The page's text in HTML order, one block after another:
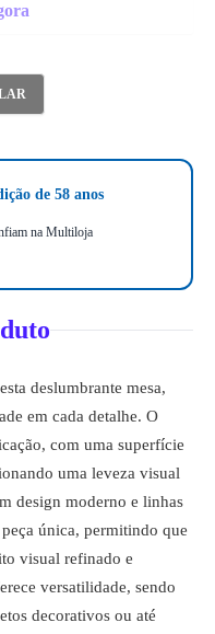
de 58 anos
na Multiloja
deslumbrante mesa,
em cada detalhe. O
com uma superfície
uma leveza visual
design moderno e linhas
única, permitindo que
visual refinado e
versatilidade, sendo
decorativos ou até